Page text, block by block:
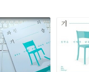
다고 결론 내리곤 했다.
만난다는 것은 신의 관
얻기를” 원한다는 것이